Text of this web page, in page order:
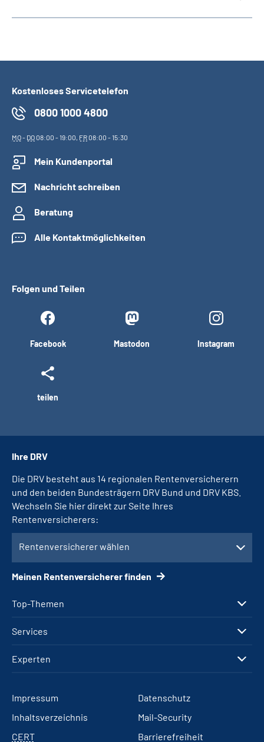
Kostenloses Servicetelefon
0800 1000 4800
MO- DO08:00 - 19:00, FR08:00 - 15:30
Mein Kundenportal
Nachricht schreiben
Beratung
Alle Kontaktmöglichkeiten
Folgen und Teilen
Facebook Mastodon Instagram
teilen
Top-Themen
Services
Experten
Ihre DRV
Die DRV besteht aus 14 regionalen Rentenversicherern
und den beiden Bundesträgern DRV Bund und DRV KBS.
Wechseln Sie hier direkt zur Seite Ihres
Rentenversicherers:
Rentenversicherer wählen
Meinen Rentenversicherer finden
Impressum
Datenschutz
Inhaltsverzeichnis
Mail-Security
CERT
Barrierefreiheit